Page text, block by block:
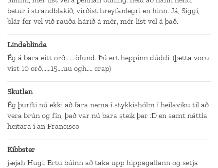
betur í strandblakið, virðist hreyfanlegri en hinn. Já, Siggi,
blár fer vel við rauða hárið á mér, mér líst vel á það.
Lindablinda
Ég á bara eitt orð.......öfund. Þú ert heppinn dúddi. (þetta voru
víst 10 orð......15....uu ogh.... crap)
Skutlan
Ég þurfti nú ekki að fara nema í stykkishólm í heilaviku til að
vera brún og fín, það var nú bara steik þar :D en samt náttla
heitara í an Francisco
Kibbster
jæjah Hugi. Ertu búinn að taka upp hippagallann og setja